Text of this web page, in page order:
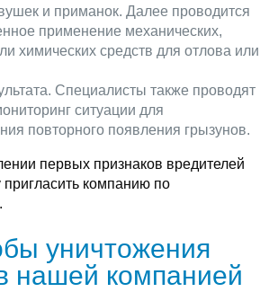
и приманок. Далее проводится
применение механических,
химических средств для отлова или
Специалисты также проводят
ситуации для
повторного появления грызунов.
первых признаков вредителей
пригласить компанию по
уничтожения
нашей компанией